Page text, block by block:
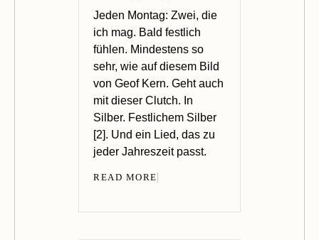
Jeden Montag: Zwei, die
ich mag. Bald festlich
fühlen. Mindestens so
sehr, wie auf diesem Bild
von Geof Kern. Geht auch
mit dieser Clutch. In
Silber. Festlichem Silber
[2]. Und ein Lied, das zu
jeder Jahreszeit passt.
READ MORE